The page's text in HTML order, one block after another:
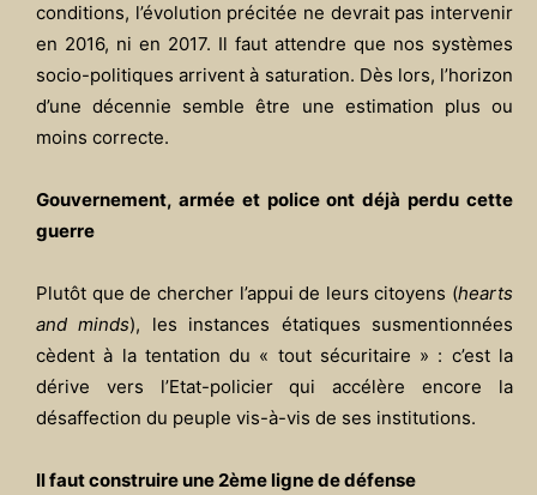
conditions, l’évolution précitée ne devrait pas intervenir
en 2016, ni en 2017. Il faut attendre que nos systèmes
socio-politiques arrivent à saturation. Dès lors, l’horizon
d’une décennie semble être une estimation plus ou
moins correcte.
Gouvernement, armée et police ont déjà perdu cette
guerre
Plutôt que de chercher l’appui de leurs citoyens (hearts
and minds), les instances étatiques susmentionnées
cèdent à la tentation du « tout sécuritaire » : c’est la
dérive vers l’Etat-policier qui accélère encore la
désaffection du peuple vis-à-vis de ses institutions.
Il faut construire une 2ème ligne de défense